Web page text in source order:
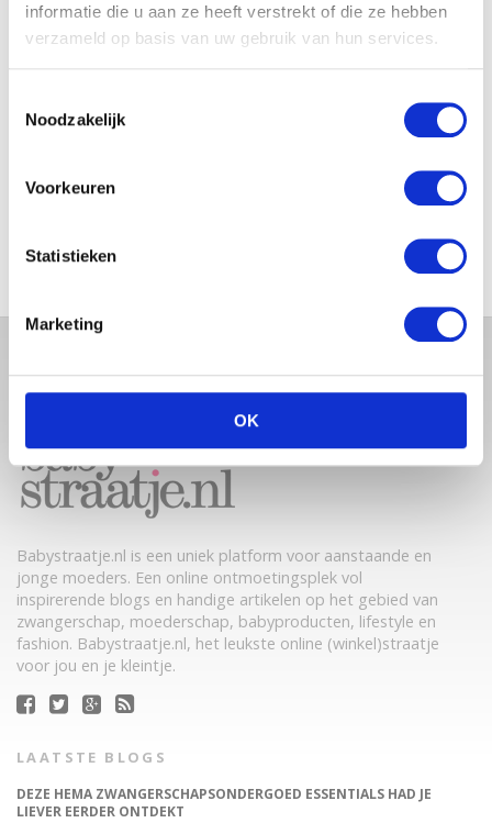
informatie die u aan ze heeft verstrekt of die ze hebben
verzameld op basis van uw gebruik van hun services.
Noodzakelijk
Voorkeuren
Statistieken
Marketing
OK
JOSJE HUISMAN SHOWT
BABYBUIK OP IBIZA
PRACHTIGE FOTO MET BABY
Babystraatje.nl is een uniek platform voor aanstaande en
jonge moeders. Een online ontmoetingsplek vol
inspirerende blogs en handige artikelen op het gebied van
zwangerschap, moederschap, babyproducten, lifestyle en
fashion. Babystraatje.nl, het leukste online (winkel)straatje
voor jou en je kleintje.
LAATSTE BLOGS
DEZE HEMA ZWANGERSCHAPSONDERGOED ESSENTIALS HAD JE
LIEVER EERDER ONTDEKT